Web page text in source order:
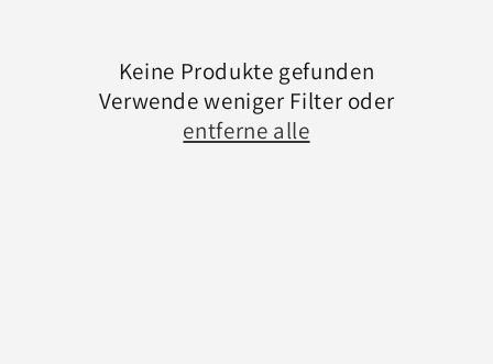
Keine Produkte gefunden
Verwende weniger Filter oder
entferne alle